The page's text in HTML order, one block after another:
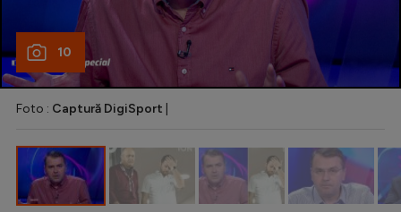
Formula 1
Gimnastică
Auto
Rugby
10
Foto : Captură DigiSport